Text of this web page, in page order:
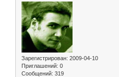
Зарегистрирован: 2009-04-10
Приглашений: 0
Сообщений: 319